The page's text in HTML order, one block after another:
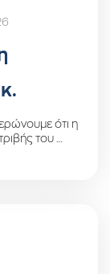
ότι η
του …